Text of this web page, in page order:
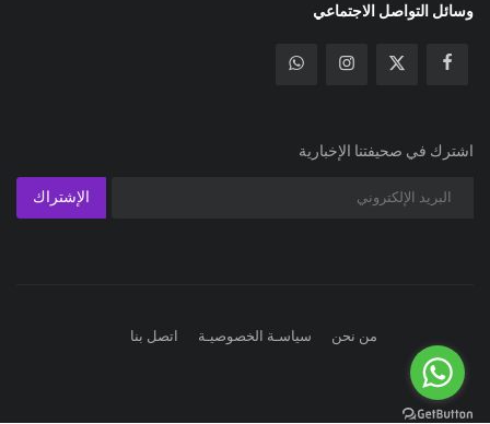
وسائل التواصل الاجتماعي
اشترك في صحيفتنا الإخبارية
الإشتراك
من نحن سياسـة الخصوصيـة اتصل بنا